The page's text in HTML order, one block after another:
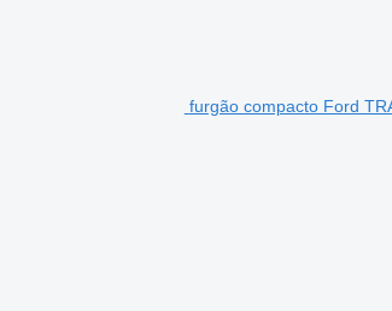
furgão compacto Ford